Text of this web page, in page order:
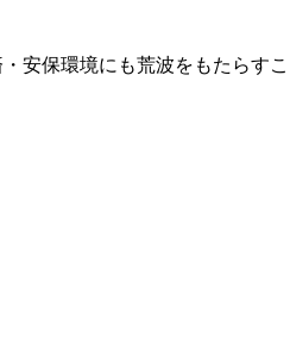
安保環境にも荒波をもたらす